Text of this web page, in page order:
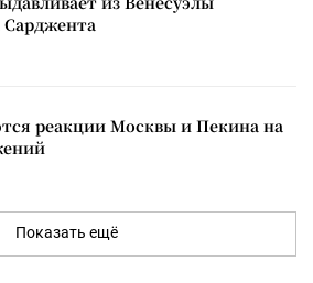
реакции Москвы и Пекина на
Показать ещё